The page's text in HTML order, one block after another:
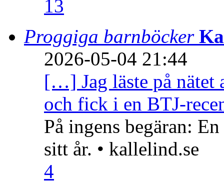
13
Proggiga barnböcker
2026-05-04 21:44
[…] Jag läste på nätet
och fick i en BTJ-
På ingens begäran:
sitt år. • kallelind.se
4